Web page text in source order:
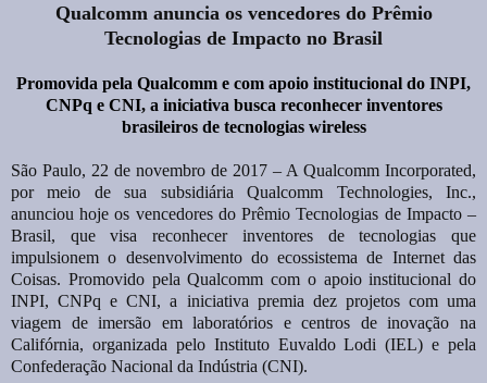
Qualcomm anuncia os vencedores do Prêmio
Tecnologias de Impacto no Brasil
Promovida pela Qualcomm e com apoio institucional do INPI,
CNPq e CNI, a iniciativa busca reconhecer inventores
brasileiros de tecnologias wireless
São Paulo, 22 de novembro de 2017 – A Qualcomm Incorporated,
por meio de sua subsidiária Qualcomm Technologies, Inc.,
anunciou hoje os vencedores do Prêmio Tecnologias de Impacto –
Brasil, que visa reconhecer inventores de tecnologias que
impulsionem o desenvolvimento do ecossistema de Internet das
Coisas. Promovido pela Qualcomm com o apoio institucional do
INPI, CNPq e CNI, a iniciativa premia dez projetos com uma
viagem de imersão em laboratórios e centros de inovação na
Califórnia, organizada pelo Instituto Euvaldo Lodi (IEL) e pela
Confederação Nacional da Indústria (CNI).